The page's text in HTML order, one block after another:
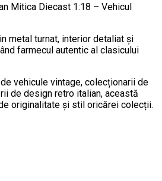
Mitica Diecast 1:18 – Vehicul
metal turnat, interior detaliat și
farmecul autentic al clasicului
vehicule vintage, colecționarii de
de design retro italian, această
originalitate și stil oricărei colecții.